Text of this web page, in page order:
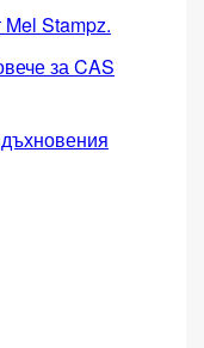
Mel Stampz.
за CAS